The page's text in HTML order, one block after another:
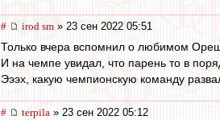
# irod sm » 23 сен 2022 05:51
Только вчера вспомнил о любимом
И на чемпе увидал, что парень то в
Эээх, какую чемпионскую команду
# terpila » 23 сен 2022 05:12